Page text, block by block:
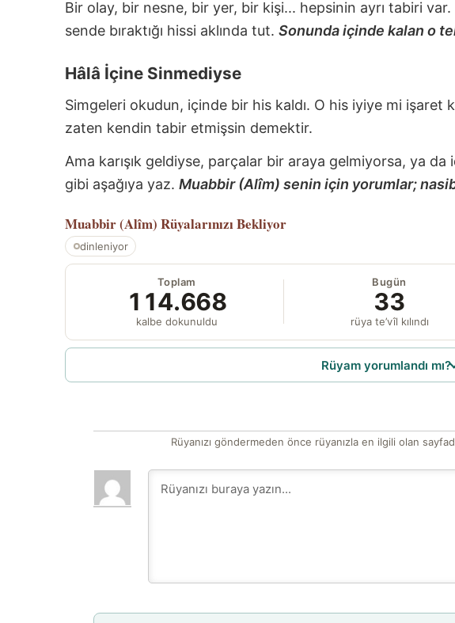
Bir olay, bir nesne, bir yer, bir kişi... hepsinin ayrı tabiri
sende bıraktığı hissi aklında tut. Sonunda içinde kalan o
Hâlâ İçine Sinmediyse
Simgeleri okudun, içinde bir his kaldı. O his iyiye mi işaret
zaten kendin tabir etmişsin demektir.
Ama karışık geldiyse, parçalar bir araya gelmiyorsa, ya
gibi aşağıya yaz. Muabbir (Alîm) senin için yorumlar;
Muabbir (Alîm) Rüyalarınızı Bekliyor
dinleniyor
Toplam
114.668
kalbe dokunuldu
Bugün
33
rüya te’vîl kılındı
Rüyam yorumlandı mı?
Rüyanızı göndermeden önce rüyanızla en ilgili olan